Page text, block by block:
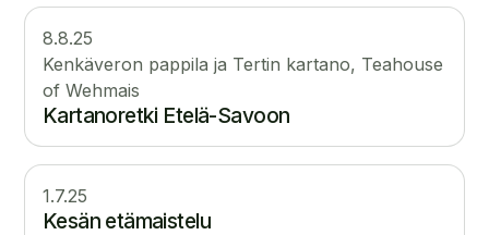
8.8.25
Kenkäveron pappila ja Tertin kartano, Teahouse
of Wehmais
Kartanoretki Etelä-Savoon
1.7.25
Kesän etämaistelu